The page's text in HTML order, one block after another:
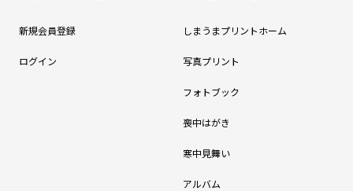
新規会員登録
ログイン
しまうまプリントホーム
写真プリント
フォトブック
喪中はがき
寒中見舞い
アルバム